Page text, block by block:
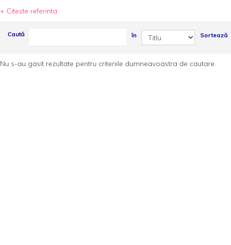
+ Citeste referinta
Caută în Sortează
Nu s-au gasit rezultate pentru criteriile dumneavoastra de cautare.